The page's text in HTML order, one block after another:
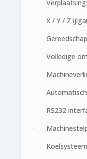
· Verplaatsing:
· X / Y / Z
·
· Volledige
·
· Automatisch
· RS232
·
· Koelsysteem